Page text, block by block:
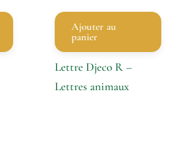
Ajouter au
panier
Lettre Djeco R –
Lettres animaux